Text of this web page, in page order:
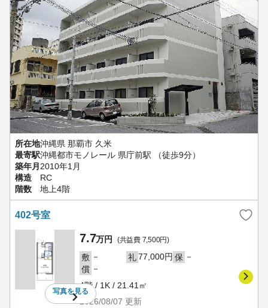
所在地沖縄県 那覇市 久米
最寄駅沖縄都市モノレール 県庁前駅 （徒歩9分）
築年月 2010年1月
構造
RC
階数
地上4階
402号室
写真を見る
7.7万円 (共益費 7,500円)
敷 － 礼77,000円 保 －
償 －
4階 / 1K / 21.41㎡
2026/08/07 更新